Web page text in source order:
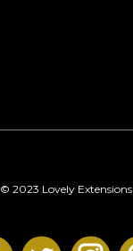
© 2023 Lovely Extensions